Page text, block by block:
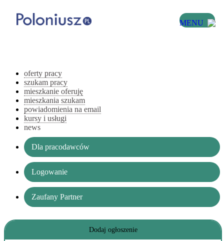
MENU
oferty pracy
szukam pracy
mieszkanie oferuję
mieszkania szukam
powiadomienia na email
kursy i usługi
news
Dla pracodawców
Logowanie
Zaufany Partner
Dodaj ogłoszenie